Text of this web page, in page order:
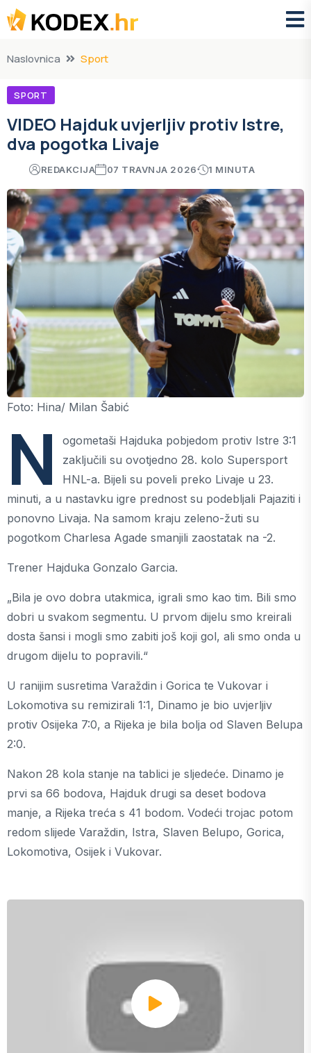
Naslovnica Sport
SPORT
VIDEO Hajduk uvjerljiv protiv Istre,
dva pogotka Livaje
REDAKCIJA 07 TRAVNJA 2026 1 MINUTA
Foto: Hina/ Milan Šabić
N
ogometaši Hajduka pobjedom protiv Istre 3:1
zaključili su ovotjedno 28. kolo Supersport
HNL-a. Bijeli su poveli preko Livaje u 23.
minuti, a u nastavku igre prednost su podebljali Pajaziti i
ponovno Livaja. Na samom kraju zeleno-žuti su
pogotkom Charlesa Agade smanjili zaostatak na -2.
Trener Hajduka Gonzalo Garcia.
„Bila je ovo dobra utakmica, igrali smo kao tim. Bili smo
dobri u svakom segmentu. U prvom dijelu smo kreirali
dosta šansi i mogli smo zabiti još koji gol, ali smo onda u
drugom dijelu to popravili.“
U ranijim susretima Varaždin i Gorica te Vukovar i
Lokomotiva su remizirali 1:1, Dinamo je bio uvjerljiv
protiv Osijeka 7:0, a Rijeka je bila bolja od Slaven Belupa
2:0.
Nakon 28 kola stanje na tablici je sljedeće. Dinamo je
prvi sa 66 bodova, Hajduk drugi sa deset bodova
manje, a Rijeka treća s 41 bodom. Vodeći trojac potom
redom slijede Varaždin, Istra, Slaven Belupo, Gorica,
Lokomotiva, Osijek i Vukovar.